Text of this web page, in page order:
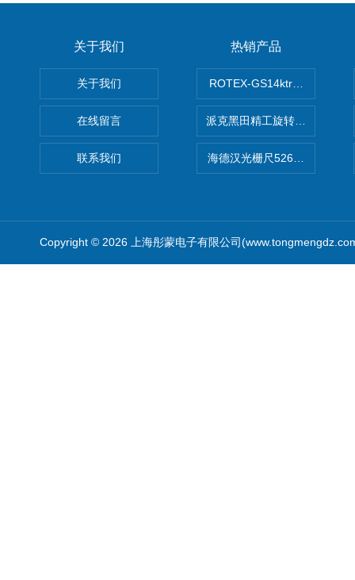
关于我们
关于我们
在线留言
联系我们
热销产品
ROTEX-GS14ktr梅花连轴器
派克黑田精工旋转气缸
海德汉光栅尺526974-09
Copyright © 2026 上海彤蒙电子有限公司